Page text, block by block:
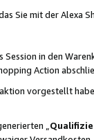
Sie mit der Alexa
in den
Action
vorgestellt
„